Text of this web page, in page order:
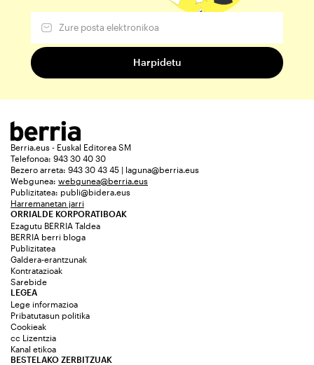
Berria.eus - Euskal Editorea SM
Telefonoa: 943 30 40 30
Bezero arreta: 943 30 43 45 | laguna@berria.eus
Webgunea: webgunea@berria.eus
Publizitatea: publi@bidera.eus
Harremanetan jarri
ORRIALDE KORPORATIBOAK
Ezagutu BERRIA Taldea
BERRIA berri bloga
Publizitatea
Galdera-erantzunak
Kontratazioak
Sarebide
LEGEA
Lege informazioa
Pribatutasun politika
Cookieak
cc Lizentzia
Kanal etikoa
BESTELAKO ZERBITZUAK